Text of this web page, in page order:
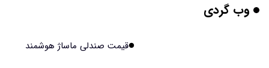
چرا افراد مضطرب دنیا را متفاوت می بینند؟
وب گردی
قیمت صندلی ماساژ هوشمند